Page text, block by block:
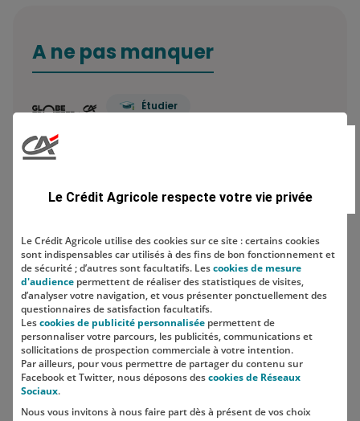
A ne pas manquer
Étudier
Combien de comptes bancaires
peut-on avoir ? Le…
Economiser
Comment construire sa stratégie
d'épargne ?
Le Crédit Agricole respecte votre vie privée
Le Crédit Agricole utilise des cookies sur ce site : certains cookies
sont indispensables car utilisés à des fins de bon fonctionnement et
de sécurité ; d’autres sont facultatifs. Lescookies de mesure
d'audience permettent de réaliser des statistiques de visites,
d’analyser votre navigation, et vous présenter ponctuellement des
questionnaires de satisfaction facultatifs.
Lescookies de publicité personnalisée permettent de
personnaliser votre parcours, les publicités, communications et
sollicitations de prospection commerciale à votre intention.
Par ailleurs, pour vous permettre de partager du contenu sur
Facebook et Twitter, nous déposons descookies de Réseaux
Sociaux.
Nous vous invitons à nous faire part dès à présent de vos choix